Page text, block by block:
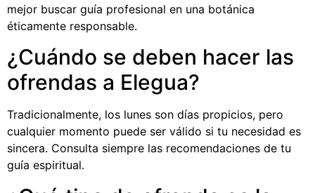
mejor buscar guía profesional en una botánica
éticamente responsable.
¿Cuándo se deben hacer las
ofrendas a Elegua?
Tradicionalmente, los lunes son días propicios, pero
cualquier momento puede ser válido si tu necesidad es
sincera. Consulta siempre las recomendaciones de tu
guía espiritual.